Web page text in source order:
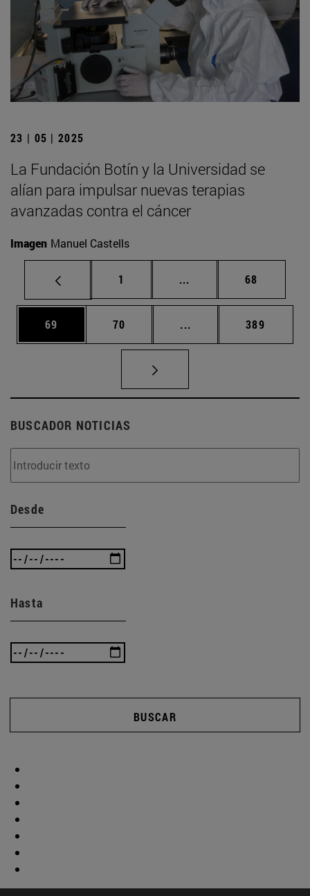
23 | 05 | 2025
La Fundación Botín y la Universidad se
alían para impulsar nuevas terapias
avanzadas contra el cáncer
Imagen Manuel Castells
Página
1 ... Páginas intermedias
Página
68
Página
69 Página
70 ... Páginas intermedias
Página
389
BUSCADOR NOTICIAS
Desde
Hasta
BUSCAR